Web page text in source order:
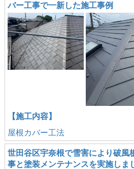
バー工事で一新した施工事例
【施工内容】
屋根カバー工法
世田谷区宇奈根で雪害により破風
事と塗装メンテナンスを実施しま